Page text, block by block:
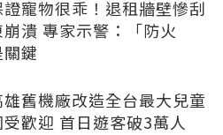
寵物很乖！退租牆壁慘刮
潰 專家示警：「防火
鍵
雄舊機廠改造全台最大兒童
歡迎 首日遊客破3萬人